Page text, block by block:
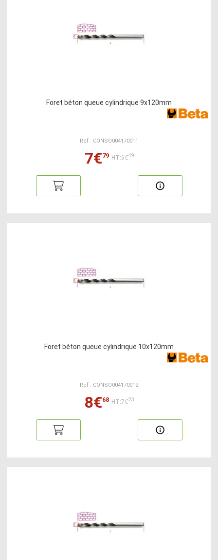
Foret béton queue cylindrique 9x120mm
Ref : CONSO004170011
7€79 HT:6€49
Foret béton queue cylindrique 10x120mm
Ref : CONSO004170012
8€68 HT:7€23